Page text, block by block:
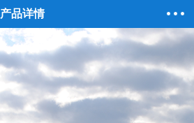
产品详情